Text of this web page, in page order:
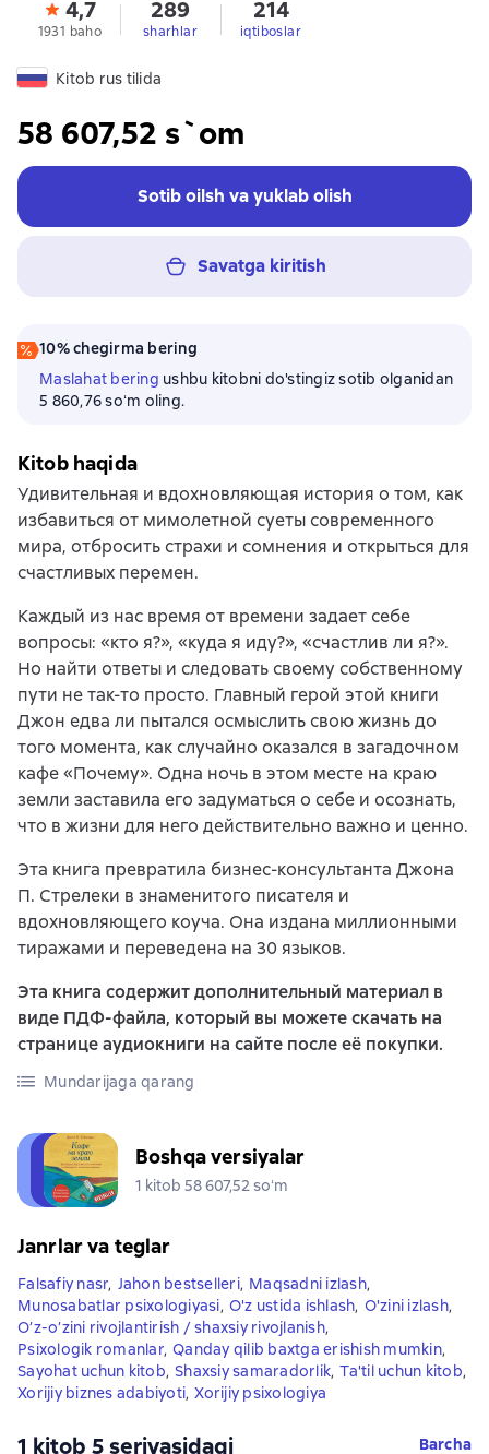
4,7
1931 baho
289
sharhlar
214
iqtiboslar
Kitob rus tilida
58 607,52 s`om
Sotib oilsh va yuklab olish
Savatga kiritish
10% chegirma bering
Maslahat bering ushbu kitobni do'stingiz sotib olganidan
5 860,76 soʻm oling.
Kitob haqida
Удивительная и вдохновляющая история о том, как
избавиться от мимолетной суеты современного
мира, отбросить страхи и сомнения и открыться для
счастливых перемен.
Каждый из нас время от времени задает себе
вопросы: «кто я?», «куда я иду?», «счастлив ли я?».
Но найти ответы и следовать своему собственному
пути не так-то просто. Главный герой этой книги
Джон едва ли пытался осмыслить свою жизнь до
того момента, как случайно оказался в загадочном
кафе «Почему». Одна ночь в этом месте на краю
земли заставила его задуматься о себе и осознать,
что в жизни для него действительно важно и ценно.
Эта книга превратила бизнес-консультанта Джона
П. Стрелеки в знаменитого писателя и
вдохновляющего коуча. Она издана миллионными
тиражами и переведена на 30 языков.
Эта книга содержит дополнительный материал в
виде ПДФ-файла, который вы можете скачать на
странице аудиокниги на сайте после её покупки.
Mundarijaga qarang
Boshqa versiyalar
1 kitob 58 607,52 soʻm
Janrlar va teglar
Falsafiy nasr, Jahon bestselleri, Maqsadni izlash,
Munosabatlar psixologiyasi, O'z ustida ishlash, O'zini izlash,
O’z-o’zini rivojlantirish / shaxsiy rivojlanish,
Psixologik romanlar, Qanday qilib baxtga erishish mumkin,
Sayohat uchun kitob, Shaxsiy samaradorlik, Ta'til uchun kitob,
Xorijiy biznes adabiyoti, Xorijiy psixologiya
1 kitob 5 seriyasidagi Barcha